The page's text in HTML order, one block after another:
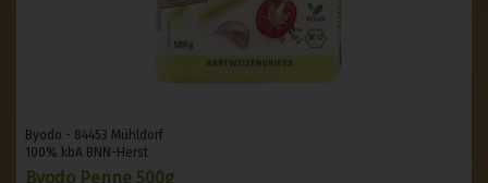
Byodo - 84453 Mühldorf
100% kbA BNN-Herst
Byodo Penne 500g